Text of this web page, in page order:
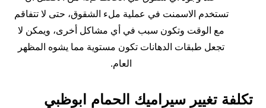
تستخدم الاسمنت في عملية ملء الشقوق، حتى لا تتفاقم
مع الوقت وتكون سبب في أي مشاكل أخرى، ويمكن لا
تجعل طبقات الدهانات تكون مستوية مما يشوه المظهر
العام.
تكلفة تغيير سيراميك الحمام ابوظبي